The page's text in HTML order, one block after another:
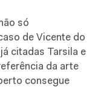
só
de Vicente do
citadas Tarsila e
da arte
consegue